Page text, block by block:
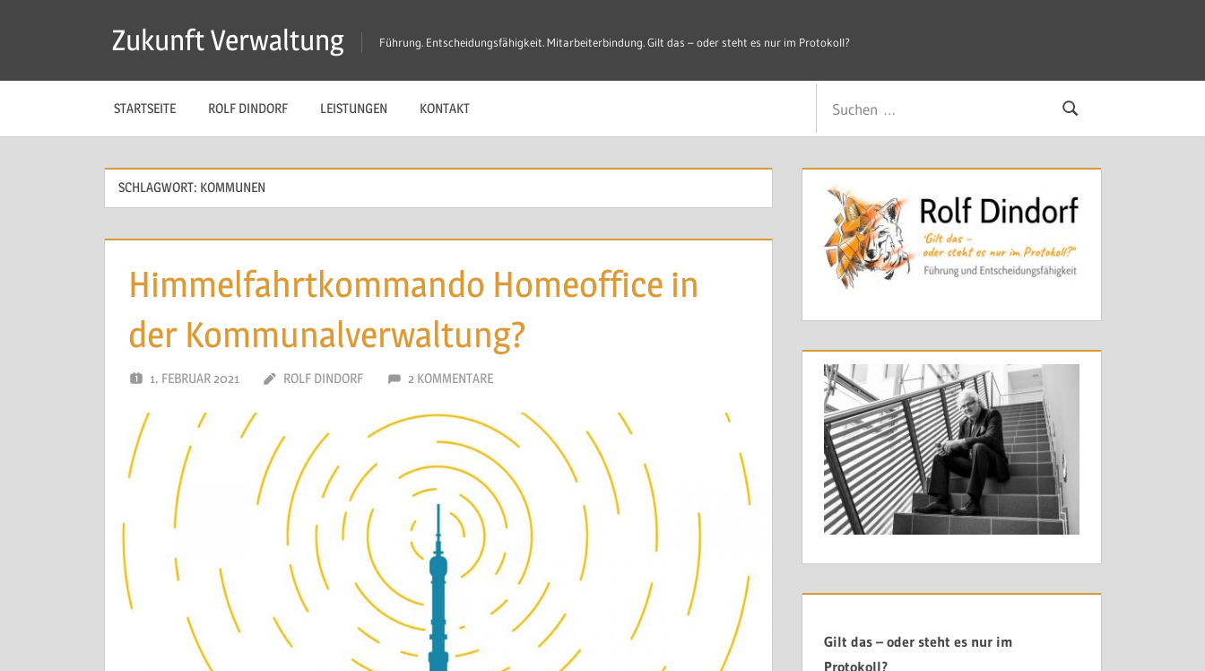
Zukunft Verwaltung Führung. Entscheidungsfähigkeit. Mitarbeiterbindung. Gilt das – oder steht es nur im Protokoll?
STARTSEITE ROLF DINDORF LEISTUNGEN KONTAKT
Suchen
SCHLAGWORT: KOMMUNEN
Himmelfahrtkommando Homeoffice in
der Kommunalverwaltung?
1. FEBRUAR 2021 ROLF DINDORF 2 KOMMENTARE
Gilt das – oder steht es nur im
Protokoll?
Entscheidungen, die nicht gelten, kosten mehr als Zeit.
Der Weg zur Handlungsfähigkeit beginnt dort, wo Entscheidungen Klarheit, Mandat und
Geltung erhalten.
Sie kosten Vertrauen. In Führung. In die Organisation. Und irgendwann in die eigene
Handlungsfähigkeit.
In den meisten Organisationen liegt das Problem nicht in der Motivation der Beteiligten.